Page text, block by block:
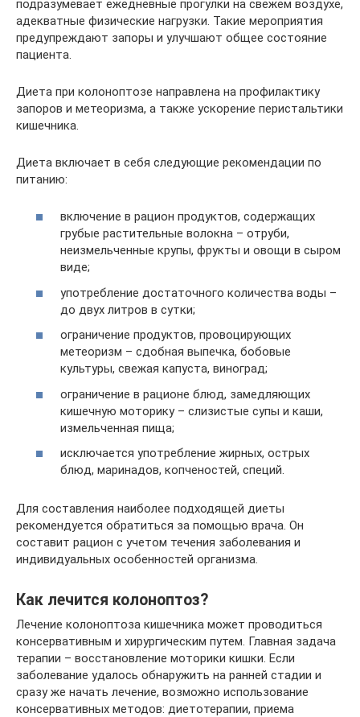
подразумевает ежедневные прогулки на свежем воздухе,
адекватные физические нагрузки. Такие мероприятия
предупреждают запоры и улучшают общее состояние
пациента.
Диета при колоноптозе направлена на профилактику
запоров и метеоризма, а также ускорение перистальтики
кишечника.
Диета включает в себя следующие рекомендации по
питанию:
включение в рацион продуктов, содержащих
грубые растительные волокна – отруби,
неизмельченные крупы, фрукты и овощи в сыром
виде;
употребление достаточного количества воды –
до двух литров в сутки;
ограничение продуктов, провоцирующих
метеоризм – сдобная выпечка, бобовые
культуры, свежая капуста, виноград;
ограничение в рационе блюд, замедляющих
кишечную моторику – слизистые супы и каши,
измельченная пища;
исключается употребление жирных, острых
блюд, маринадов, копченостей, специй.
Для составления наиболее подходящей диеты
рекомендуется обратиться за помощью врача. Он
составит рацион с учетом течения заболевания и
индивидуальных особенностей организма.
Как лечится колоноптоз?
Лечение колоноптоза кишечника может проводиться
консервативным и хирургическим путем. Главная задача
терапии – восстановление моторики кишки. Если
заболевание удалось обнаружить на ранней стадии и
сразу же начать лечение, возможно использование
консервативных методов: диетотерапии, приема